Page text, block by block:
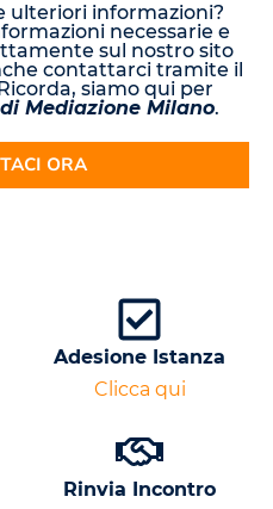
ulteriori informazioni?
necessarie e
sul nostro sito
contattarci tramite il
siamo qui per
Mediazione Milano.
ORA
Adesione Istanza
Clicca qui
Rinvia Incontro